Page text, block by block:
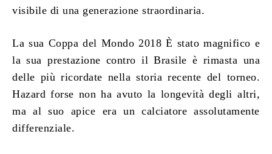
visibile di una generazione straordinaria.
La sua Coppa del Mondo 2018 È stato magnifico e
la sua prestazione contro il Brasile è rimasta una
delle più ricordate nella storia recente del torneo.
Hazard forse non ha avuto la longevità degli altri,
ma al suo apice era un calciatore assolutamente
differenziale.